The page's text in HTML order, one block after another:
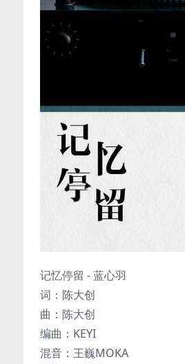
记忆停留 - 蓝心羽
词：陈大创
曲：陈大创
编曲：KEYI
混音：王巍MOKA